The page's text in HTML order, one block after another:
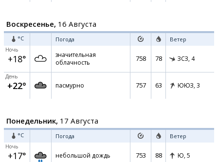
Воскресенье, 16 Августа
°C Погода Ветер
Ночь
+18°
значительная
облачность
758 78 ЗСЗ, 4
День
+22° пасмурно 757 63 ЮЮЗ, 3
Понедельник, 17 Августа
°C Погода Ветер
Ночь
+17° небольшой дождь 753 88 Ю, 5